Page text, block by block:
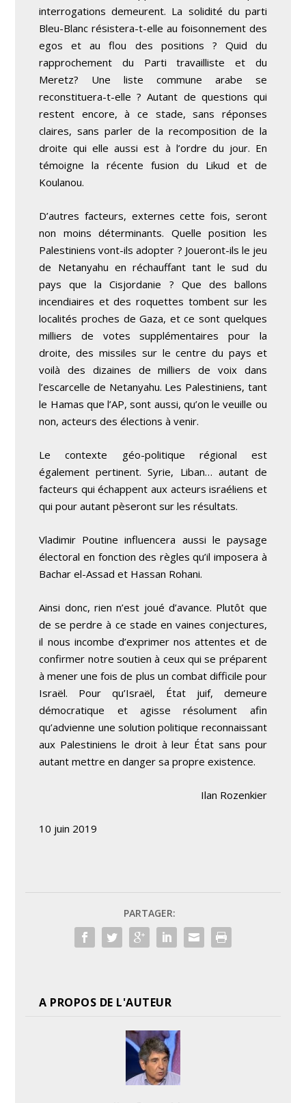
interrogations demeurent. La solidité du parti
Bleu-Blanc résistera-t-elle au foisonnement des
egos et au flou des positions ? Quid du
rapprochement du Parti travailliste et du
Meretz? Une liste commune arabe se
reconstituera-t-elle ? Autant de questions qui
restent encore, à ce stade, sans réponses
claires, sans parler de la recomposition de la
droite qui elle aussi est à l’ordre du jour. En
témoigne la récente fusion du Likud et de
Koulanou.
D’autres facteurs, externes cette fois, seront
non moins déterminants. Quelle position les
Palestiniens vont-ils adopter ? Joueront-ils le jeu
de Netanyahu en réchauffant tant le sud du
pays que la Cisjordanie ? Que des ballons
incendiaires et des roquettes tombent sur les
localités proches de Gaza, et ce sont quelques
milliers de votes supplémentaires pour la
droite, des missiles sur le centre du pays et
voilà des dizaines de milliers de voix dans
l’escarcelle de Netanyahu. Les Palestiniens, tant
le Hamas que l’AP, sont aussi, qu’on le veuille ou
non, acteurs des élections à venir.
Le contexte géo-politique régional est
également pertinent. Syrie, Liban… autant de
facteurs qui échappent aux acteurs israéliens et
qui pour autant pèseront sur les résultats.
Vladimir Poutine influencera aussi le paysage
électoral en fonction des règles qu’il imposera à
Bachar el-Assad et Hassan Rohani.
Ainsi donc, rien n’est joué d’avance. Plutôt que
de se perdre à ce stade en vaines conjectures,
il nous incombe d’exprimer nos attentes et de
confirmer notre soutien à ceux qui se préparent
à mener une fois de plus un combat difficile pour
Israël. Pour qu’Israël, État juif, demeure
démocratique et agisse résolument afin
qu’advienne une solution politique reconnaissant
aux Palestiniens le droit à leur État sans pour
autant mettre en danger sa propre existence.
Ilan Rozenkier
10 juin 2019
PARTAGER:
A PROPOS DE L'AUTEUR